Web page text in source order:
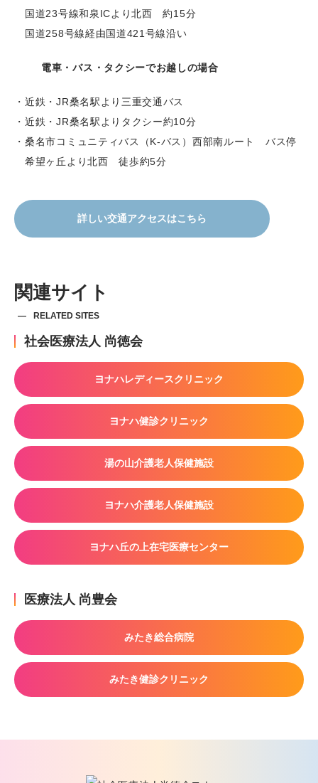
国道23号線和泉ICより北西 約15分
国道258号線経由国道421号線沿い
電車・バス・タクシーでお越しの場合
近鉄・JR桑名駅より三重交通バス
近鉄・JR桑名駅よりタクシー約10分
桑名市コミュニティバス（K-バス）西部南ルート バス停
希望ヶ丘より北西 徒歩約5分
詳しい交通アクセスはこちら
関連サイト
RELATED SITES
社会医療法人 尚徳会
ヨナハレディースクリニック
ヨナハ健診クリニック
湯の山介護老人保健施設
ヨナハ介護老人保健施設
ヨナハ丘の上在宅医療センター
医療法人 尚豊会
みたき総合病院
みたき健診クリニック